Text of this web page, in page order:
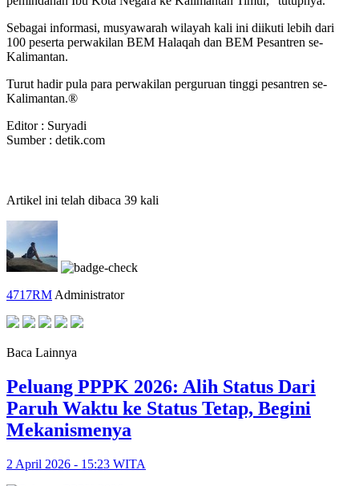
Sebagai informasi, musyawarah wilayah kali ini diikuti lebih dari
100 peserta perwakilan BEM Halaqah dan BEM Pesantren se-
Kalimantan.
Turut hadir pula para perwakilan perguruan tinggi pesantren se-
Kalimantan.®
Editor : Suryadi
Sumber : detik.com
Artikel ini telah dibaca 39 kali
4717RM Administrator
Baca Lainnya
Peluang PPPK 2026: Alih Status Dari
Paruh Waktu ke Status Tetap, Begini
Mekanismenya
2 April 2026 - 15:23 WITA